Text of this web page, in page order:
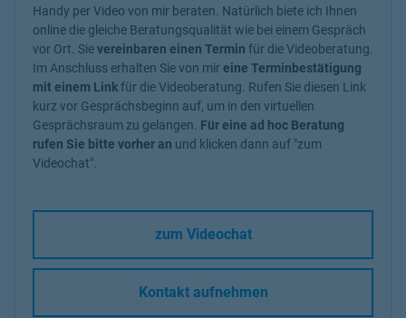
Handy per Video von mir beraten. Natürlich biete ich Ihnen
online die gleiche Beratungsqualität wie bei einem Gespräch
vor Ort. Sievereinbaren einen Termin für die Videoberatung.
Im Anschluss erhalten Sie von mireine Terminbestätigung
mit einem Linkfür die Videoberatung. Rufen Sie diesen Link
kurz vor Gesprächsbeginn auf, um in den virtuellen
Gesprächsraum zu gelangen. Für eine ad hoc Beratung
rufen Sie bitte vorher an und klicken dann auf "zum
Videochat".
zum Videochat
Kontakt aufnehmen